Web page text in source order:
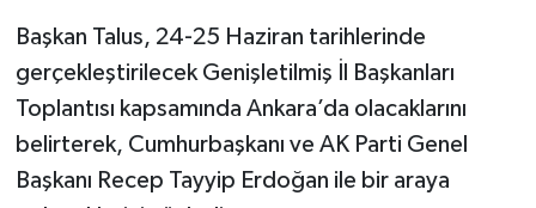
Başkan Talus, 24-25 Haziran tarihlerinde
gerçekleştirilecek Genişletilmiş İl Başkanları
Toplantısı kapsamında Ankara’da olacaklarını
belirterek, Cumhurbaşkanı ve AK Parti Genel
Başkanı Recep Tayyip Erdoğan ile bir araya